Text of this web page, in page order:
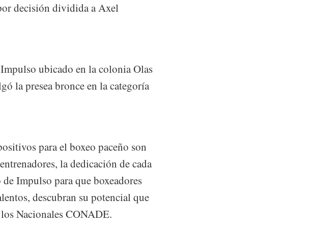
decisión dividida a Axel
ubicado en la colonia Olas
la presea bronce en la categoría
para el boxeo paceño son
la dedicación de cada
Impulso para que boxeadores
descubran su potencial que
Nacionales CONADE.